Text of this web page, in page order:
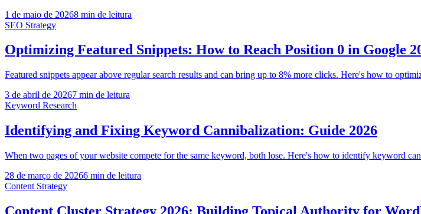
1 de maio de 20268 min de leitura
SEO Strategy
Optimizing Featured Snippets: How to Reach Position 0 in Google
Featured snippets appear above regular search results and can bring up to 8% more clicks. Here's how to
3 de abril de 20267 min de leitura
Keyword Research
Identifying and Fixing Keyword Cannibalization: Guide 2026
When two pages of your website compete for the same keyword, both lose. Here's how to identify keyword
28 de março de 20266 min de leitura
Content Strategy